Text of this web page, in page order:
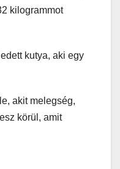
kilogrammot
kutya, aki egy
akit melegség,
körül, amit